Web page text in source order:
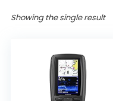
Showing the single result